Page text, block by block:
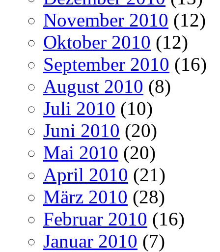
November 2010 (12)
Oktober 2010 (12)
September 2010 (16)
August 2010 (8)
Juli 2010 (10)
Juni 2010 (20)
Mai 2010 (20)
April 2010 (21)
März 2010 (28)
Februar 2010 (16)
Januar 2010 (7)